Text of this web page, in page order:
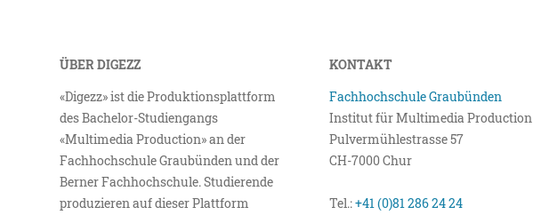
ÜBER DIGEZZ
«Digezz» ist die Produktionsplattform
des Bachelor-Studiengangs
«Multimedia Production» an der
Fachhochschule Graubünden und der
Berner Fachhochschule. Studierende
produzieren auf dieser Plattform
KONTAKT
Fachhochschule Graubünden
Institut für Multimedia Production
Pulvermühlestrasse 57
CH-7000 Chur
Tel.:+41 (0)81 286 24 24